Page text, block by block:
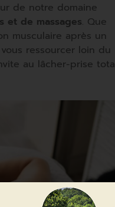
de notre domaine
et de massages. Que
musculaire après un
ressourcer loin du
au lâcher-prise